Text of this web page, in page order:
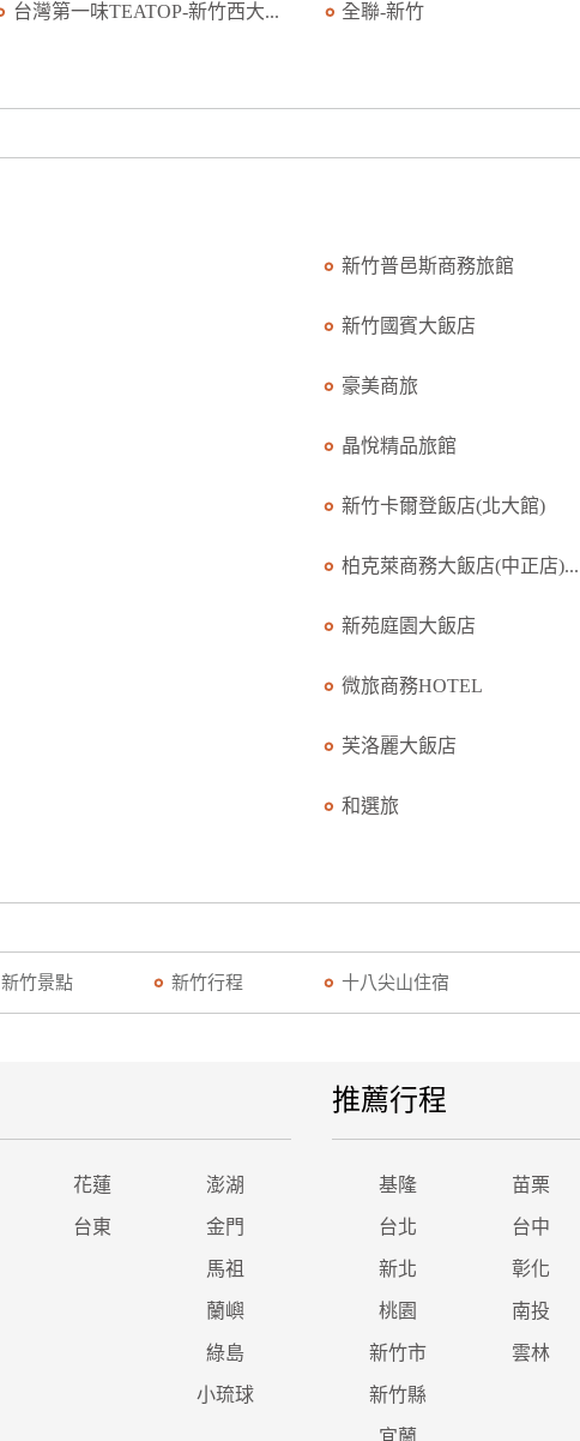
台灣第一味TEATOP-新竹西大... 全聯-新竹
新竹普邑斯商務旅館
新竹國賓大飯店
豪美商旅
晶悅精品旅館
新竹卡爾登飯店(北大館)
柏克萊商務大飯店(中正店)...
新苑庭園大飯店
微旅商務HOTEL
芙洛麗大飯店
和選旅
新竹景點 新竹行程 十八尖山住宿
花蓮 澎湖
台東 金門
馬祖
蘭嶼
綠島
小琉球
推薦行程
基隆 苗栗
台北 台中
新北 彰化
桃園 南投
新竹市 雲林
新竹縣
宜蘭